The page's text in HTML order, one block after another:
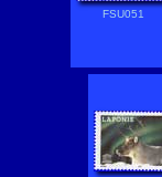
FSU051